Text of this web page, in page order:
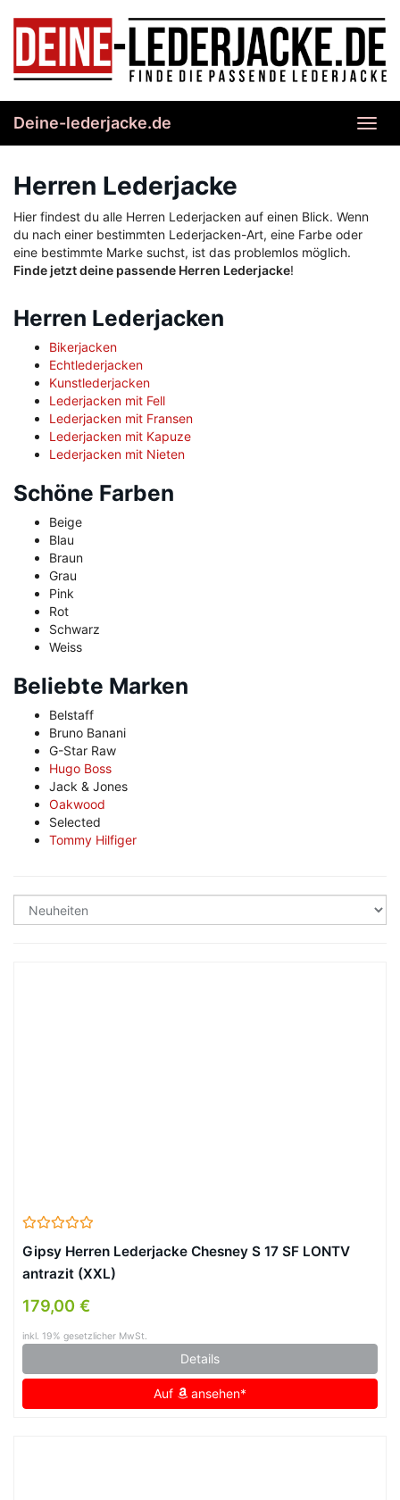
content
Deine-lederjacke.de
Herren Lederjacke
Hier findest du alle Herren Lederjacken auf einen Blick. Wenn
du nach einer bestimmten Lederjacken-Art, eine Farbe oder
eine bestimmte Marke suchst, ist das problemlos möglich.
Finde jetzt deine passende Herren Lederjacke!
Herren Lederjacken
Bikerjacken
Echtlederjacken
Kunstlederjacken
Lederjacken mit Fell
Lederjacken mit Fransen
Lederjacken mit Kapuze
Lederjacken mit Nieten
Schöne Farben
Beige
Blau
Braun
Grau
Pink
Rot
Schwarz
Weiss
Beliebte Marken
Belstaff
Bruno Banani
G-Star Raw
Hugo Boss
Jack & Jones
Oakwood
Selected
Tommy Hilfiger
Gipsy Herren Lederjacke Chesney S 17 SF LONTV
antrazit (XXL)
179,00 €
inkl. 19% gesetzlicher MwSt.
Details
Auf ansehen*